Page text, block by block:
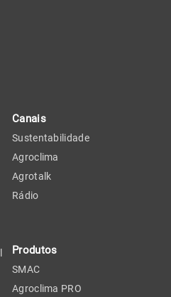
Canais
Sustentabilidade
Agroclima
Agrotalk
Rádio
Produtos
SMAC
Agroclima PRO